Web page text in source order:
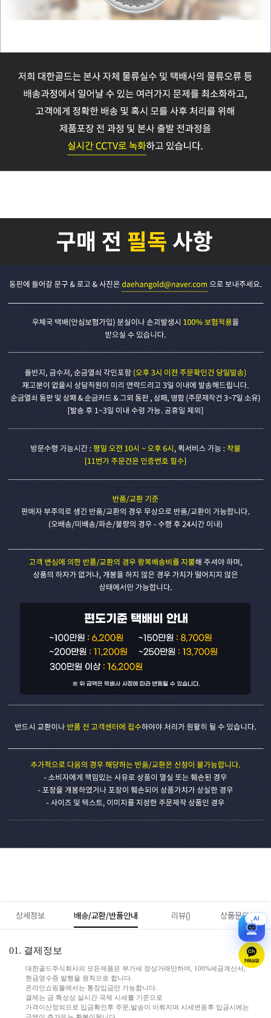
상세정보 배송/교환/반품안내 리뷰() 상품문의(0)
01. 결제정보
대한골드주식회사의 모든제품은 부가세 정상거래만하며, 100%세금계산서,
현금영수증 발행을 원칙으로 합니다.
온라인쇼핑몰에서는 통장입금만 가능합니다.
결제는 금 특성상 실시간 국제 시세를 기준으로
가격이산정되므로 입금확인후 주문,발송이 이뤄지며 시세변동후 입금시에는
AI